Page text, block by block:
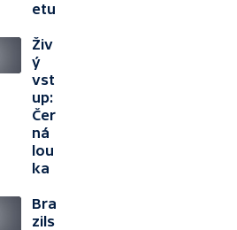
etu
Živ
ý
vst
up:
Čer
ná
lou
ka
Bra
zils